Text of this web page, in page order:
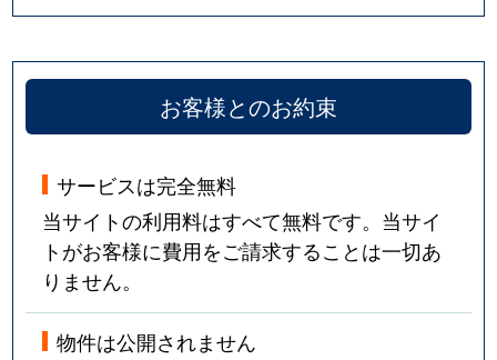
お客様とのお約束
サービスは完全無料
当サイトの利用料はすべて無料です。当サイ
トがお客様に費用をご請求することは一切あ
りません。
物件は公開されません